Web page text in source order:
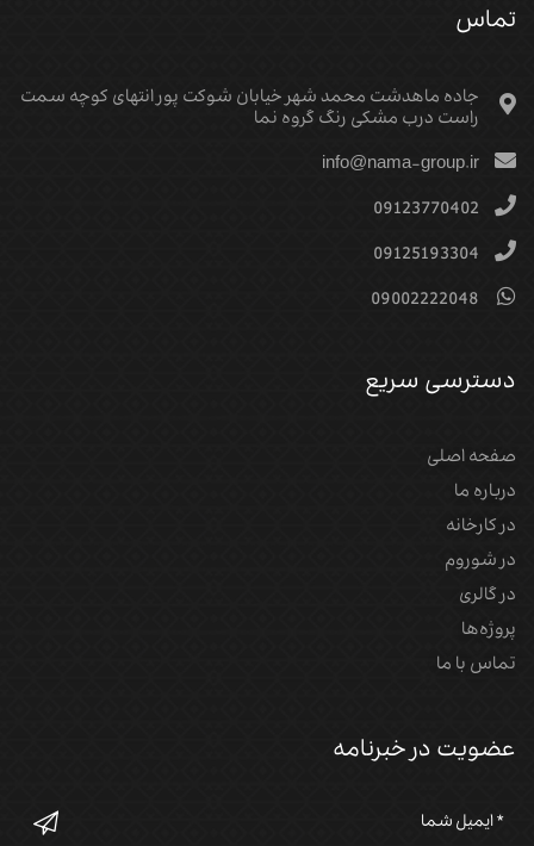
تماس
جاده ماهدشت محمد شهر خیابان شوکت پور انتهای کوچه سمت
راست درب مشکی رنگ گروه نما
info@nama-group.ir
09123770402
09125193304
09002222048
دسترسی سریع
صفحه اصلی
درباره ما
در کارخانه
در شوروم
در گالری
پروژه‌‌ها
تماس با ما
عضویت در خبرنامه